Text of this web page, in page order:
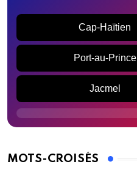
Cap-Haïtien
Port-au-Prince
Jacmel
MOTS-CROISÉS